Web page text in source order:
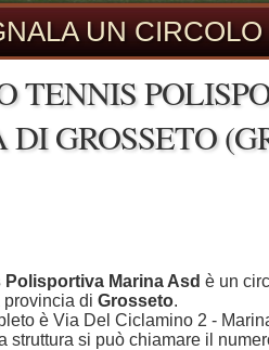
UN CIRCOLO
TENNIS
GROSSETO
Marina Asd è un
provincia di Grosseto.
è Via Del Ciclamino 2 -
struttura si può chiamare il